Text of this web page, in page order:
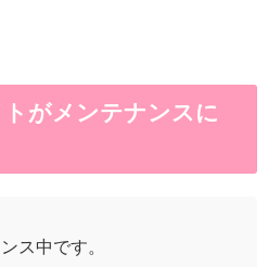
がメンテナンスに
ス中です。